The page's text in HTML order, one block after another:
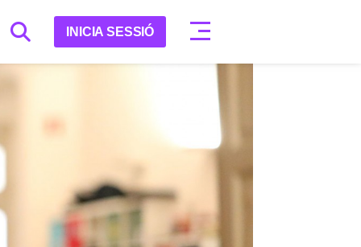
INICIA SESSIÓ